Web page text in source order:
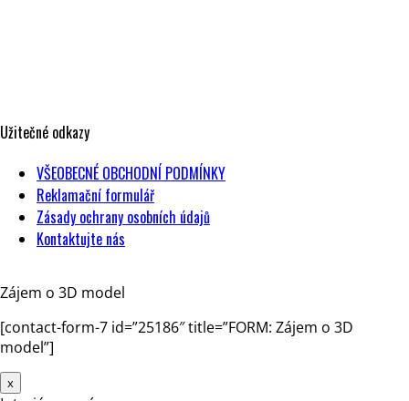
Užitečné odkazy
VŠEOBECNÉ OBCHODNÍ PODMÍNKY
Reklamační formulář
Zásady ochrany osobních údajů
Kontaktujte nás
Zájem o 3D model
[contact-form-7 id=”25186″ title=”FORM: Zájem o 3D
model”]
x